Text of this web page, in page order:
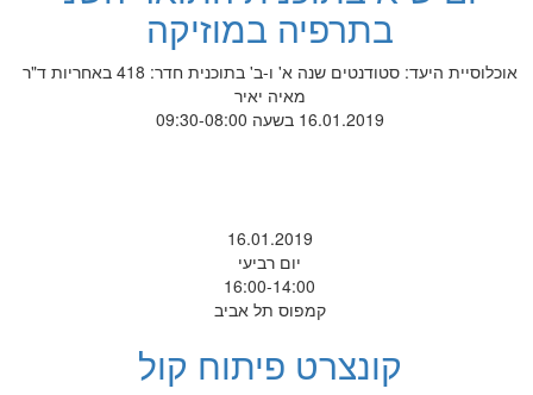
בתרפיה במוזיקה
אוכלוסיית היעד: סטודנטים שנה א' ו-ב' בתוכנית חדר: 418 באחריות ד"ר
מאיה יאיר
16.01.2019 בשעה 09:30-08:00
16.01.2019
יום רביעי
16:00-14:00
קמפוס תל אביב
קונצרט פיתוח קול